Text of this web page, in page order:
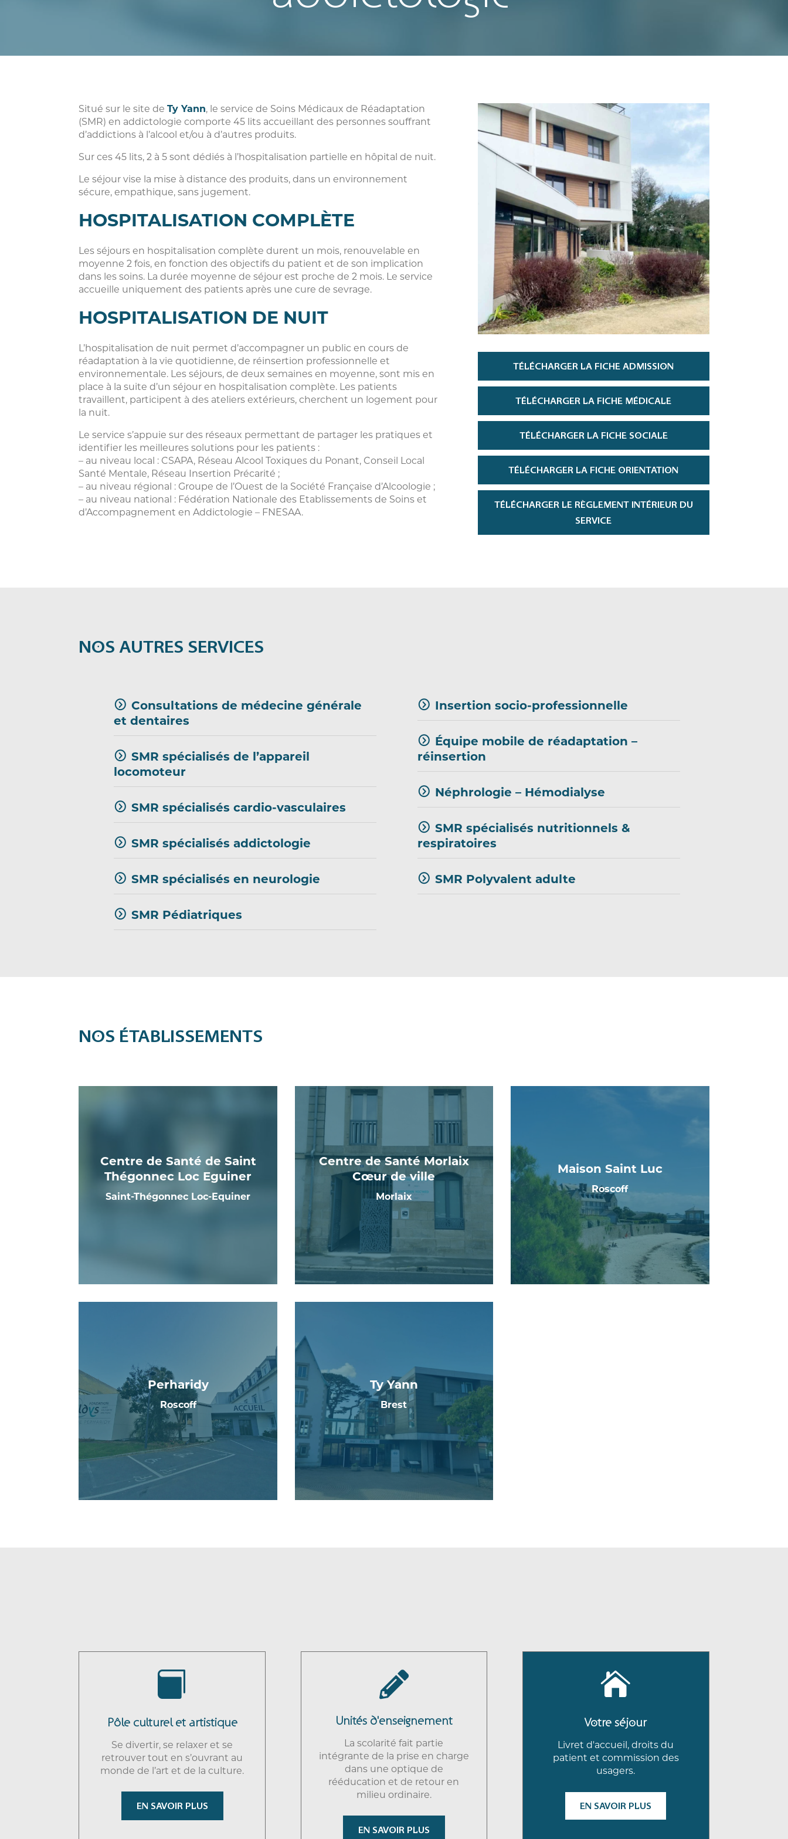
Situé sur le site deTy Yann, le service de Soins Médicaux de Réadaptation
(SMR) en addictologie comporte 45 lits accueillant des personnes souffrant
d’addictions à l’alcool et/ou à d’autres produits.
Sur ces 45 lits, 2 à 5 sont dédiés à l’hospitalisation partielle en hôpital de nuit.
Le séjour vise la mise à distance des produits, dans un environnement
sécure, empathique, sans jugement.
HOSPITALISATION COMPLÈTE
Les séjours en hospitalisation complète durent un mois, renouvelable en
moyenne 2 fois, en fonction des objectifs du patient et de son implication
dans les soins. La durée moyenne de séjour est proche de 2 mois. Le service
accueille uniquement des patients après une cure de sevrage.
HOSPITALISATION DE NUIT
L’hospitalisation de nuit permet d’accompagner un public en cours de
réadaptation à la vie quotidienne, de réinsertion professionnelle et
environnementale. Les séjours, de deux semaines en moyenne, sont mis en
place à la suite d’un séjour en hospitalisation complète. Les patients
travaillent, participent à des ateliers extérieurs, cherchent un logement pour
la nuit.
Le service s’appuie sur des réseaux permettant de partager les pratiques et
identifier les meilleures solutions pour les patients :
– au niveau local : CSAPA, Réseau Alcool Toxiques du Ponant, Conseil Local
Santé Mentale, Réseau Insertion Précarité ;
– au niveau régional : Groupe de l’Ouest de la Société Française d’Alcoologie ;
– au niveau national : Fédération Nationale des Etablissements de Soins et
d’Accompagnement en Addictologie – FNESAA.
TÉLÉCHARGER LA FICHE ADMISSION
TÉLÉCHARGER LA FICHE MÉDICALE
TÉLÉCHARGER LA FICHE SOCIALE
TÉLÉCHARGER LA FICHE ORIENTATION
TÉLÉCHARGER LE RÈGLEMENT INTÉRIEUR DU
SERVICE
NOS AUTRES SERVICES
Consultations de médecine générale
et dentaires
Insertion socio-professionnelle
Équipe mobile de réadaptation –
réinsertion
SMR spécialisés de l’appareil
locomoteur
Néphrologie – Hémodialyse
SMR spécialisés cardio-vasculaires
SMR spécialisés nutritionnels &
respiratoires
SMR spécialisés addictologie
SMR spécialisés en neurologie SMR Polyvalent adulte
SMR Pédiatriques
NOS ÉTABLISSEMENTS
Centre de Santé de Saint
Thégonnec Loc Eguiner
Saint-Thégonnec Loc-Equiner
Centre de Santé Morlaix
Cœur de ville
Morlaix
Maison Saint Luc
Roscoff
Perharidy
Roscoff
Ty Yann
Brest

Pôle culturel et artistique
Se divertir, se relaxer et se
retrouver tout en s’ouvrant au
monde de l’art et de la culture.
EN SAVOIR PLUS

Unités d'enseignement
La scolarité fait partie
intégrante de la prise en charge
dans une optique de
rééducation et de retour en
milieu ordinaire.
EN SAVOIR PLUS

Votre séjour
Livret d'accueil, droits du
patient et commission des
usagers.
EN SAVOIR PLUS